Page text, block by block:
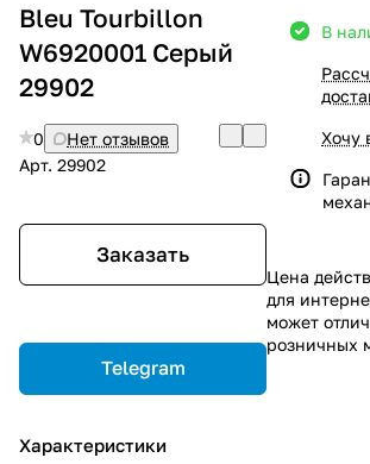
Bleu Tourbillon
W6920001 Серый
29902
0
Нет отзывов
Арт. 29902
Заказать
Telegram
Характеристики
В
Хочу
Цена
для
может
розничных